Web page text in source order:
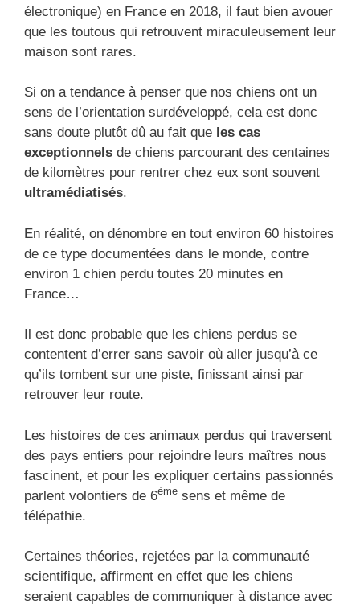
électronique) en France en 2018, il faut bien avouer
que les toutous qui retrouvent miraculeusement leur
maison sont rares.
Si on a tendance à penser que nos chiens ont un
sens de l’orientation surdéveloppé, cela est donc
sans doute plutôt dû au fait que les cas
exceptionnels de chiens parcourant des centaines
de kilomètres pour rentrer chez eux sont souvent
ultramédiatisés.
En réalité, on dénombre en tout environ 60 histoires
de ce type documentées dans le monde, contre
environ 1 chien perdu toutes 20 minutes en
France…
Il est donc probable que les chiens perdus se
contentent d’errer sans savoir où aller jusqu’à ce
qu’ils tombent sur une piste, finissant ainsi par
retrouver leur route.
Les histoires de ces animaux perdus qui traversent
des pays entiers pour rejoindre leurs maîtres nous
fascinent, et pour les expliquer certains passionnés
parlent volontiers de 6ème sens et même de
télépathie.
Certaines théories, rejetées par la communauté
scientifique, affirment en effet que les chiens
seraient capables de communiquer à distance avec